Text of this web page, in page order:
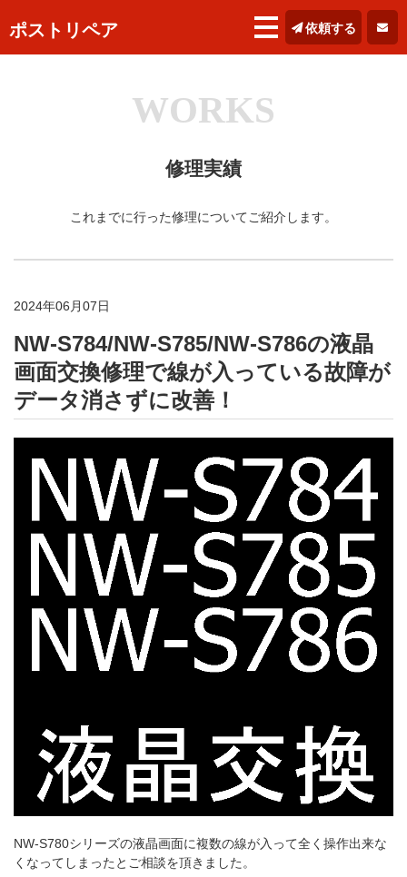
ポストリペア 依頼する
WORKS
修理実績
これまでに行った修理についてご紹介します。
2024年06月07日
NW-S784/NW-S785/NW-S786の液晶
画面交換修理で線が入っている故障が
データ消さずに改善！
NW-S780シリーズの液晶画面に複数の線が入って全く操作出来な
くなってしまったとご相談を頂きました。